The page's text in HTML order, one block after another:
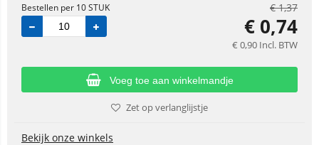
Bestellen per 10 STUK €1,37
€ 0,74
€ 0,90 Incl. BTW
Voeg toe aan winkelmandje
Zet op verlanglijstje
Bekijk onze winkels